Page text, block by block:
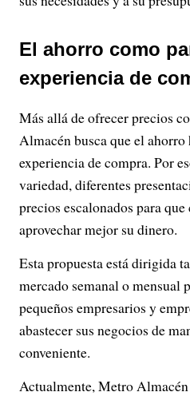
El ahorro como
experiencia de
Más allá de ofrecer precios
Almacén busca que el ahorro
experiencia de compra. Por
variedad, diferentes
precios escalonados para
aprovechar mejor su dinero.
Esta propuesta está dirigida
mercado semanal o mensual
pequeños empresarios y
abastecer sus negocios de
conveniente.
Actualmente, Metro Almacén